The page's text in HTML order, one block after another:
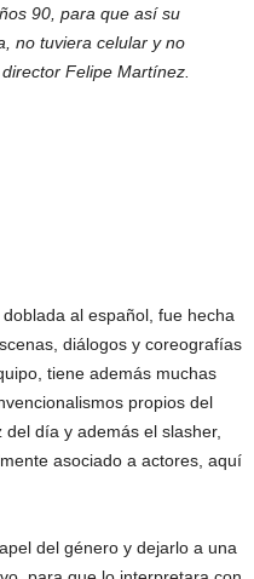
90, para que así su
no tuviera celular y no
Felipe Martínez.
al español, fue hecha
diálogos y coreografías
tiene además muchas
propios del
día y además el slasher,
asociado a actores, aquí
del género y dejarlo a una